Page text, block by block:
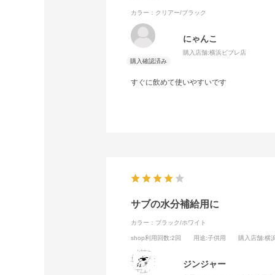
カラー：クリアー/ブラック
にゃんこ
購入店舗:横浜ビブレ店
すぐに飲めて使いやすいです
サブの水分補給用に
カラー：ブラック/ホワイト
shop利用回数:2回 用途:子供用 購入店舗:横
ジンジャー